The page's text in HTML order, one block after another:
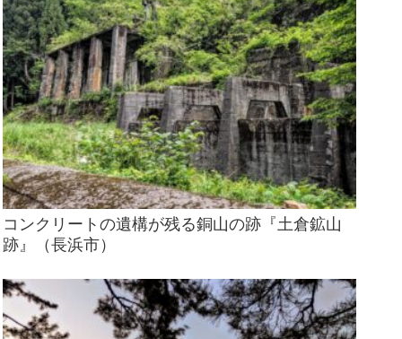
コンクリートの遺構が残る銅山の跡『土倉鉱山
跡』（長浜市）